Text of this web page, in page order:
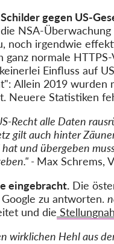
gegen US-
NSA-
noch irgendwie
ganz normale
Einfluss auf
Allein 2019 wurden
Neuere Statistiken
Recht alle Daten
gilt auch hinter
hat und übergeben
- Max Schrems,
eingebracht. Die
zu antworten.
und die
wirklichen Hehl aus